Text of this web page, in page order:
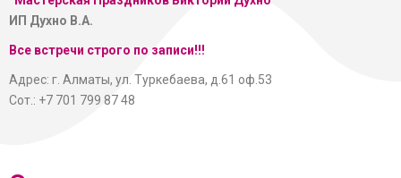
ИП Духно В.А.
Все встречи строго по записи!!!
Адрес: г. Алматы, ул. Туркебаева, д.61 оф.53
Сот.: +7 701 799 87 48